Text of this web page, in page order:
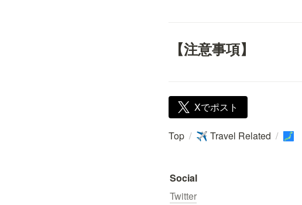
【注意事項】
Xでポスト
Top / ✈️ Travel Related / 🗾
Social
Twitter